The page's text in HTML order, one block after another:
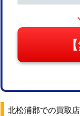
北松浦郡での買取